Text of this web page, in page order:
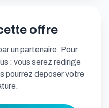
offre
un partenaire. Pour
: vous serez redirige
pourrez deposer votre